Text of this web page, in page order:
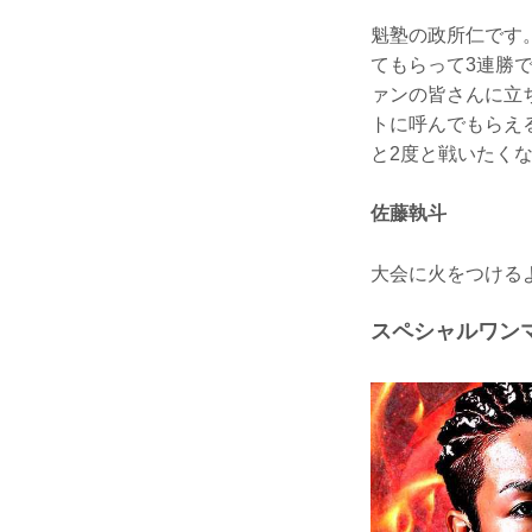
魁塾の政所仁です
てもらって3連勝
ァンの皆さんに
トに呼んでもら
と2度と戦いたく
佐藤執斗
大会に火をつける
スペシャルワン